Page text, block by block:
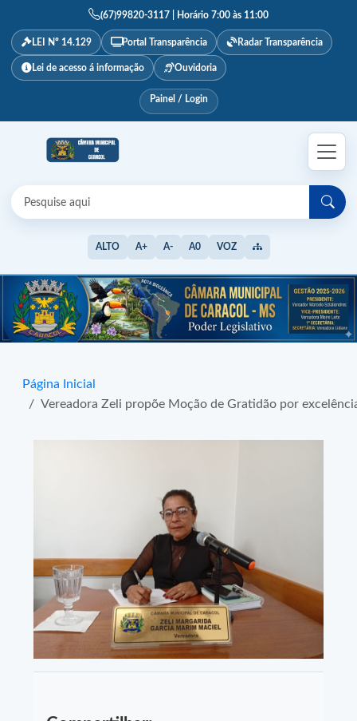
(67)99820-3117 | Horário 7:00 às 11:00
LEI Nº 14.129 Portal Transparência Radar Transparência
Lei de acesso á informação Ouvidoria
Painel / Login
ALTO A+ A- A0 VOZ
Página Inicial
Vereadora Zeli propõe Moção de Gratidão por